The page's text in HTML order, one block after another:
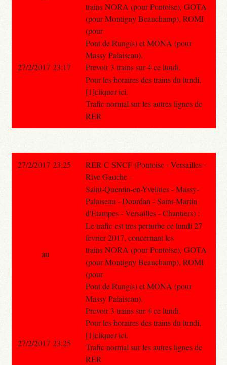
trains NORA (pour Pontoise), GOTA
(pour Montigny Beauchamp), ROMI
(pour
Pont de Rungis) et MONA (pour
Massy Palaiseau).
Prevoir 3 trains sur 4 ce lundi.
Pour les horaires des trains du lundi,
[1]cliquer ici.
Trafic normal sur les autres lignes de
RER
27/2/2017 23:17
27/2/2017 23:25
RER C SNCF (Pontoise - Versailles -
Rive Gauche -
Saint-Quentin-en-Yvelines - Massy-
Palaiseau - Dourdan - Saint-Martin
d'Etampes - Versailles - Chantiers) :
Le trafic est tres perturbe ce lundi 27
fevrier 2017, concernant les
trains NORA (pour Pontoise), GOTA
(pour Montigny Beauchamp), ROMI
(pour
Pont de Rungis) et MONA (pour
Massy Palaiseau).
Prevoir 3 trains sur 4 ce lundi.
Pour les horaires des trains du lundi,
[1]cliquer ici.
Trafic normal sur les autres lignes de
RER
au
27/2/2017 23:25